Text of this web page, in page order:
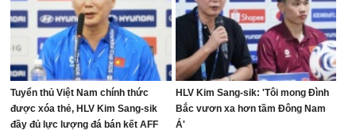
Tuyển thủ Việt Nam chính thức
được xóa thẻ, HLV Kim Sang-sik
đầy đủ lực lượng đá bán kết AFF
HLV Kim Sang-sik: 'Tôi mong Đình
Bắc vươn xa hơn tầm Đông Nam
Á'